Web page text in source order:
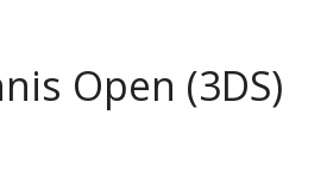
Open (3DS)